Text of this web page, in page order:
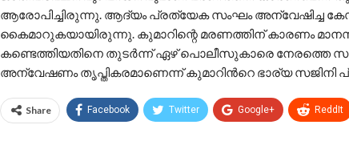
ആരോപിച്ചിരുന്നു. ആദ്യം പ്രത്യേക സംഘം അന്വേഷിച്ച
കൈമാറുകയായിരുന്നു. കുമാറിന്റെ മരണത്തിന് കാരണം
കണ്ടെത്തിയതിനെ തുടർന്ന് ഏഴ് പൊലീസുകാരെ
അന്വേഷണം തൃപ്തികരമാണെന്ന് കുമാറിന്‍റെ ഭാര്യ സജിനി
Share Facebook Twitter Google+ ReddIt